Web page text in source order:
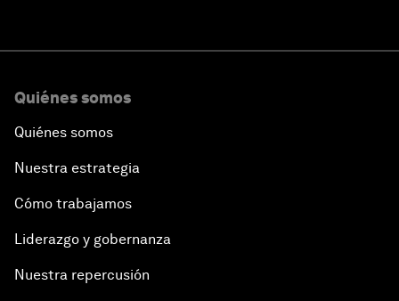
Quiénes somos
Quiénes somos
Nuestra estrategia
Cómo trabajamos
Liderazgo y gobernanza
Nuestra repercusión